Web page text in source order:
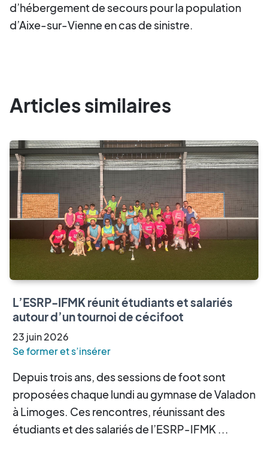
d’hébergement de secours pour la population
d’Aixe-sur-Vienne en cas de sinistre.
Articles similaires
L’ESRP-IFMK réunit étudiants et salariés
autour d’un tournoi de cécifoot
23 juin2026
Se former et s’insérer
Depuis trois ans, des sessions de foot sont
proposées chaque lundi au gymnase de Valadon
à Limoges. Ces rencontres, réunissant des
étudiants et des salariés de l’ESRP-IFMK ...